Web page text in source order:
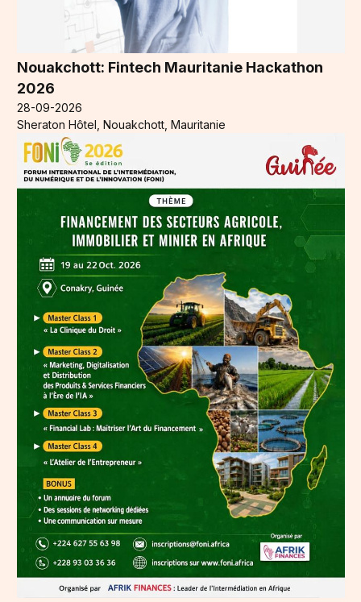
Nouakchott: Fintech Mauritanie Hackathon
2026
28-09-2026
Sheraton Hôtel, Nouakchott, Mauritanie